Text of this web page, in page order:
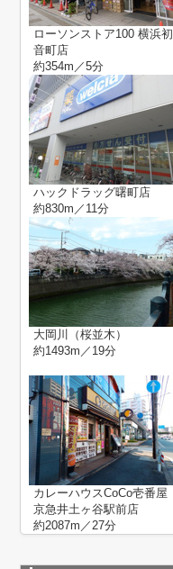
ローソンストア100 横浜初
音町店
約354m／5分
ハックドラッグ曙町店
約830m／11分
大岡川（桜並木）
約1493m／19分
カレーハウスCoCo壱番屋
京急井土ヶ谷駅前店
約2087m／27分